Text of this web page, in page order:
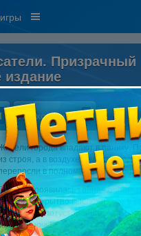
Призрачный
издание
Прохождение 0
города впадают в панику.
строя, а в воздухе мелькают
в полномасштабный
городе появилась тайная
члены скрытно выслеживают и
потусторонние силы.
помочь!